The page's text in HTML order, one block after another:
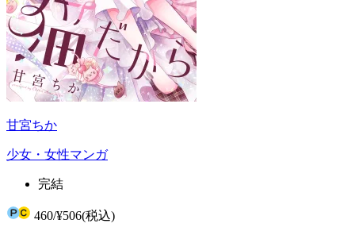
甘宮ちか
少女・女性マンガ
完結
460/¥506(税込)